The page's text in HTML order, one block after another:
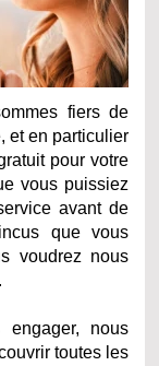
fiers de
et en particulier
pour votre
vous puissiez
avant de
que vous
voudrez nous
nous
toutes les